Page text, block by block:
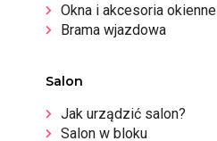
Okna i akcesoria okienne
Brama wjazdowa
Salon
Jak urządzić salon?
Salon w bloku